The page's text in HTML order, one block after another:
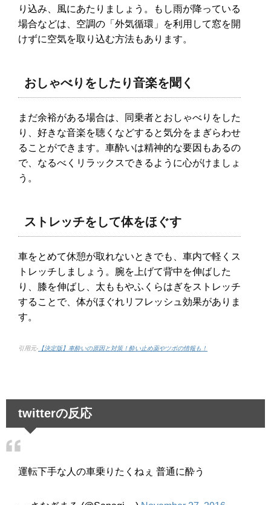
り込み、風にあたりましょう。もし雨が降っている
場合などは、空調の「外気循環」を利用して窓を開
けずに空気を取り込む方法もあります。
おしゃべりをしたり音楽を聞く
まだ余裕がある場合は、同乗者とおしゃべりをした
り、好きな音楽を聴くなどすると気分をまぎらわせ
ることができます。車酔いは精神的な要因もあるの
で、なるべくリラックスできるように心がけましょ
う。
ストレッチをして体をほぐす
車をとめて休憩が取れないときでも、車内で軽くス
トレッチしましょう。腕を上げて背中を伸ばした
り、膝を伸ばし、太ももやふくらはぎをストレッチ
することで、体がほぐれリフレッシュ効果がありま
す。
引用元- 【決定版】車酔いの原因と対策！酔い止め薬やツボの情報も！
twitterの反応
運転下手な人の車乗りたくねぇ 普通に酔う